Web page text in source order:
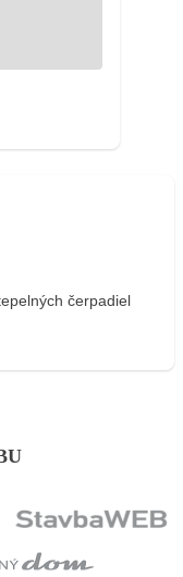
čerpadiel